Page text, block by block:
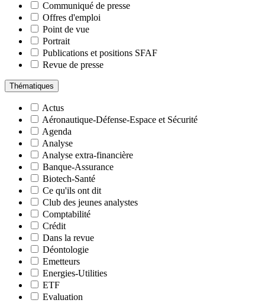
Communiqué de presse
Offres d'emploi
Point de vue
Portrait
Publications et positions SFAF
Revue de presse
Thématiques
Actus
Aéronautique-Défense-Espace et Sécurité
Agenda
Analyse
Analyse extra-financière
Banque-Assurance
Biotech-Santé
Ce qu'ils ont dit
Club des jeunes analystes
Comptabilité
Crédit
Dans la revue
Déontologie
Emetteurs
Energies-Utilities
ETF
Evaluation